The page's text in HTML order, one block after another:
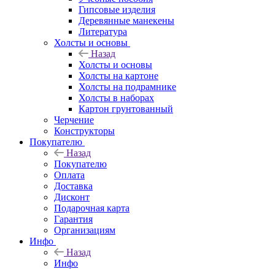
Гипсовые изделия
Деревянные манекены
Литература
Холсты и основы
Назад
Холсты и основы
Холсты на картоне
Холсты на подрамнике
Холсты в наборах
Картон грунтованный
Черчение
Конструкторы
Покупателю
Назад
Покупателю
Оплата
Доставка
Дисконт
Подарочная карта
Гарантия
Организациям
Инфо
Назад
Инфо